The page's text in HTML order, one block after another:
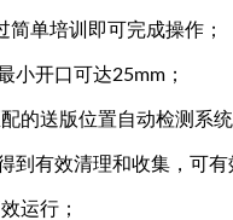
单培训即可完成操作；
小开口可达25mm；
的送版位置自动检测系
有效清理和收集，可有
运行；